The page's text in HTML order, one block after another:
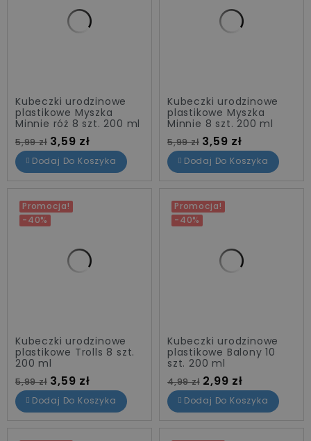
Kubeczki urodzinowe
plastikowe Myszka
Minnie róż 8 szt. 200 ml
Cena standardowa
5,99 zł Cena
3,59 zł
Dodaj Do Koszyka
Kubeczki urodzinowe
plastikowe Myszka
Minnie 8 szt. 200 ml
Cena standardowa
5,99 zł Cena
3,59 zł
Dodaj Do Koszyka
Promocja!
-40%
Kubeczki urodzinowe
plastikowe Trolls 8 szt.
200 ml
Cena standardowa
5,99 zł Cena
3,59 zł
Dodaj Do Koszyka
Promocja!
-40%
Kubeczki urodzinowe
plastikowe Balony 10
szt. 200 ml
Cena standardowa
4,99 zł Cena
2,99 zł
Dodaj Do Koszyka